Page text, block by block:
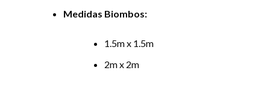
Medidas Biombos:
1.5m x 1.5m
2m x 2m